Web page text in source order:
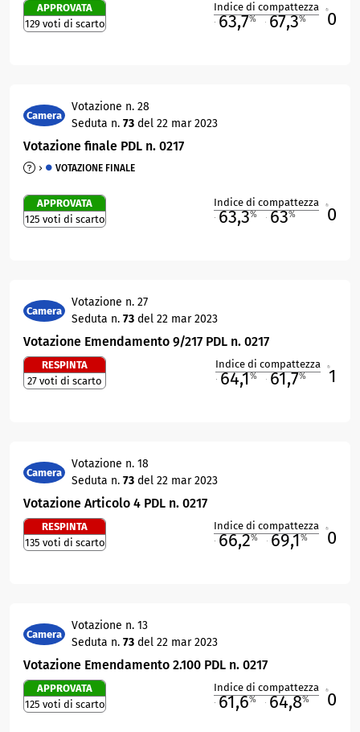
APPROVATA
129 voti di scarto
Indice di compattezza
63,7% 67,3% 0
Camera
Votazione n. 28
Seduta n. 73 del 22 mar 2023
Votazione finale PDL n. 0217
VOTAZIONE FINALE
APPROVATA
125 voti di scarto
Indice di compattezza
63,3% 63% 0
Camera
Votazione n. 27
Seduta n. 73 del 22 mar 2023
Votazione Emendamento 9/217 PDL n. 0217
RESPINTA
27 voti di scarto
Indice di compattezza
64,1% 61,7% 1
Camera
Votazione n. 18
Seduta n. 73 del 22 mar 2023
Votazione Articolo 4 PDL n. 0217
RESPINTA
135 voti di scarto
Indice di compattezza
66,2% 69,1% 0
Camera
Votazione n. 13
Seduta n. 73 del 22 mar 2023
Votazione Emendamento 2.100 PDL n. 0217
APPROVATA
125 voti di scarto
Indice di compattezza
61,6% 64,8% 0